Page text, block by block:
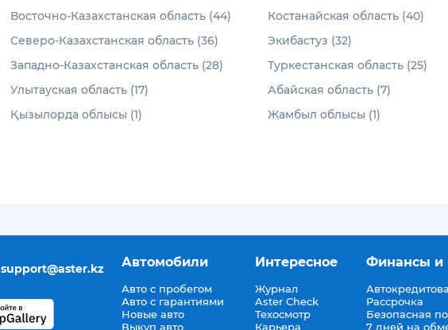
Восточно-Казахстанская область (44) Костанайская область (40)
Северо-Казахстанская область (36) Экибастуз (32)
Западно-Казахстанская область (28) Туркестанская область (25)
Улытауская область (17) Абайская область (7)
Қызылорда облысы (1) Жамбыл облысы (1)
support@aster.kz Автомобили
Авто с пробегом
Авто с гарантиями
Новые авто
Выкуп авто
Интересное
Журнал
Aster Check
Техосмотр
Карьера
Финансы и
Рассрочка
Безопасная
7 дней на